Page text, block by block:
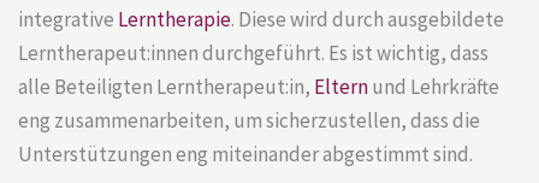
integrative Lerntherapie. Diese wird durch ausgebildete
Lerntherapeut:innen durchgeführt. Es ist wichtig, dass
alle Beteiligten Lerntherapeut:in, Elternund Lehrkräfte
eng zusammenarbeiten, um sicherzustellen, dass die
Unterstützungen eng miteinander abgestimmt sind.